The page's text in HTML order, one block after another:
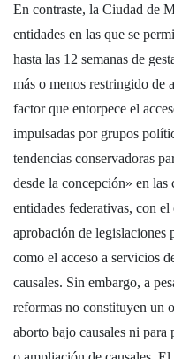
En contraste, la Ciudad de
entidades en las que se
hasta las 12 semanas de
más o menos restringido de
factor que entorpece el
impulsadas por grupos
tendencias conservadoras
desde la concepción» en
entidades federativas, con
aprobación de legislaciones
como el acceso a servicios
causales. Sin embargo, a
reformas no constituyen un
aborto bajo causales ni para